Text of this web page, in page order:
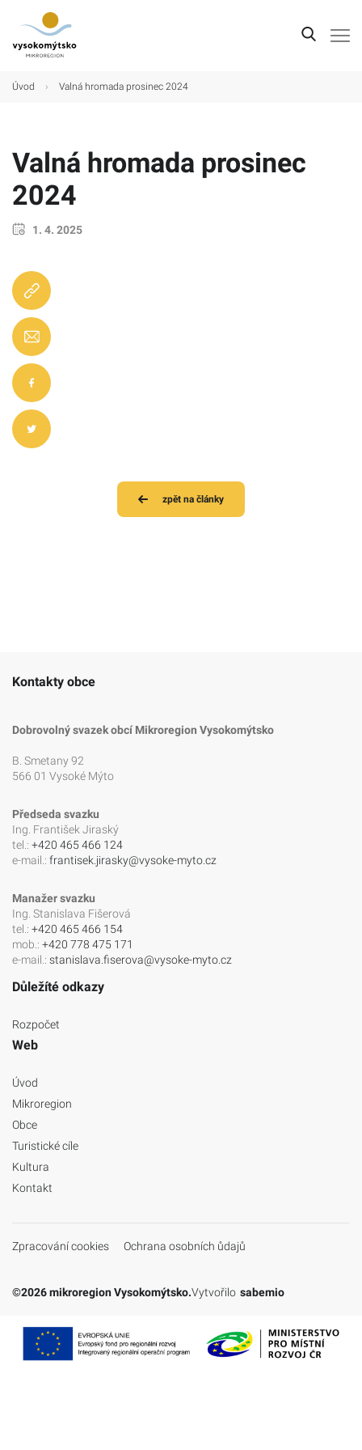
Úvod › Valná hromada prosinec 2024
Valná hromada prosinec
2024
1. 4. 2025
zpět na články
Kontakty obce
Dobrovolný svazek obcí Mikroregion Vysokomýtsko
B. Smetany 92
566 01 Vysoké Mýto
Předseda svazku
Ing. František Jiraský
tel.: +420 465 466 124
e-mail.: frantisek.jirasky@vysoke-myto.cz
Manažer svazku
Ing. Stanislava Fišerová
tel.: +420 465 466 154
mob.: +420 778 475 171
e-mail.: stanislava.fiserova@vysoke-myto.cz
Důležíté odkazy
Rozpočet
Web
Úvod
Mikroregion
Obce
Turistické cíle
Kultura
Kontakt
Zpracování cookies Ochrana osobních ůdajů
©2026 mikroregion Vysokomýtsko.Vytvořilo sabemio
Úvod
Turistické cíle